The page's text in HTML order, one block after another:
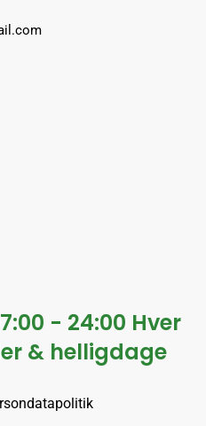
- 24:00 Hver
& helligdage